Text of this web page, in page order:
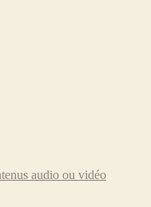
audio ou vidéo